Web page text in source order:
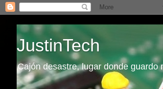
JustinTech
Cajón desastre, lugar donde guardo